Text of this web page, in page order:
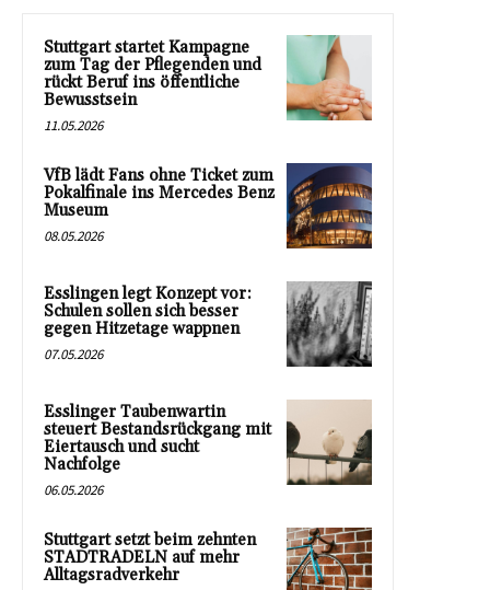
Stuttgart startet Kampagne
zum Tag der Pflegenden und
rückt Beruf ins öffentliche
Bewusstsein
11.05.2026
VfB lädt Fans ohne Ticket zum
Pokalfinale ins Mercedes Benz
Museum
08.05.2026
Esslingen legt Konzept vor:
Schulen sollen sich besser
gegen Hitzetage wappnen
07.05.2026
Esslinger Taubenwartin
steuert Bestandsrückgang mit
Eiertausch und sucht
Nachfolge
06.05.2026
Stuttgart setzt beim zehnten
STADTRADELN auf mehr
Alltagsradverkehr